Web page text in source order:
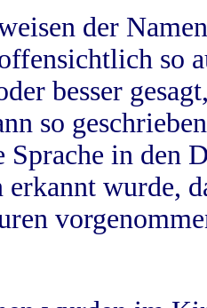
der
so
besser
so
Sprache in
erkannt wurde,